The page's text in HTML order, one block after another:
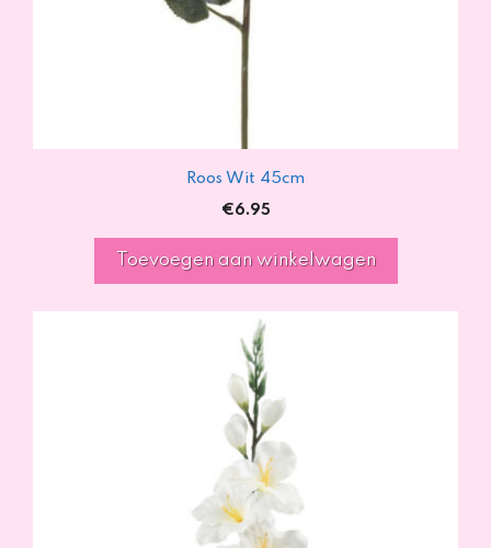
Roos Wit 45cm
€6.95
Toevoegen aan winkelwagen